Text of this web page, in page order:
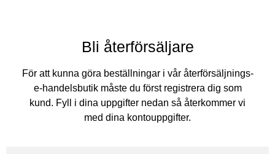
Bli återförsäljare
För att kunna göra beställningar i vår återförsäljnings-
e-handelsbutik måste du först registrera dig som
kund. Fyll i dina uppgifter nedan så återkommer vi
med dina kontouppgifter.